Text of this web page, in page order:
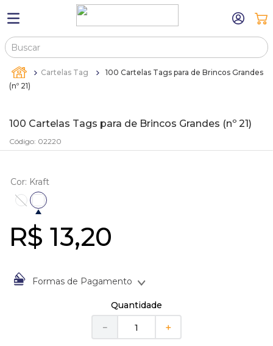
Buscar
Cartelas Tag
100 Cartelas Tags para de Brincos Grandes
(nº 21)
100 Cartelas Tags para de Brincos Grandes (nº 21)
Código: 02220
Cor: Kraft
R$ 13,20
Formas de Pagamento
sem juros
Quantidade
＋
－
3º
canetas
4º
bandejas
8